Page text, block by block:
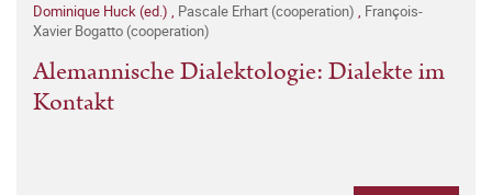
Dominique Huck (ed.) , Pascale Erhart (cooperation) , François-
Xavier Bogatto (cooperation)
Alemannische Dialektologie: Dialekte im
Kontakt